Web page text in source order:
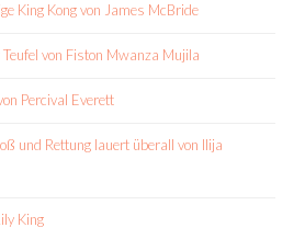
King Kong von James McBride
von Fiston Mwanza Mujila
Percival Everett
und Rettung lauert überall von Ilija
King